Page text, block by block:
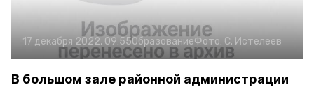
17 декабря 2022, 09:55ОбразованиеФото: С. Истелеев
В большом зале районной администрации